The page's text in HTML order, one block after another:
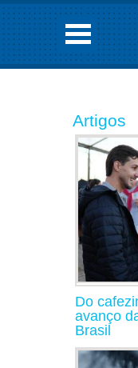
Artigos
Do
avanço
Brasil